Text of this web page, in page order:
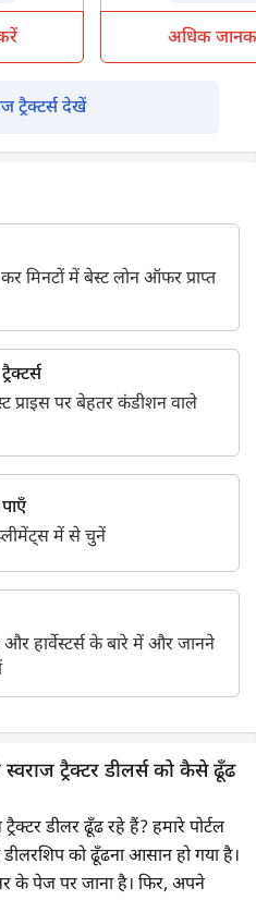
अधिक
ट्रैक्टर्स देखें
मिनटों में बेस्ट लोन ऑफर प्राप्त
पर बेहतर कंडीशन वाले
में से चुनें
और हार्वेस्टर्स के बारे में और जानने
ट्रैक्टर डीलर्स को कैसे ढूँढ
डीलर ढूँढ रहे हैं? हमारे पोर्टल
को ढूँढना आसान हो गया है।
के पेज पर जाना है। फिर, अपने